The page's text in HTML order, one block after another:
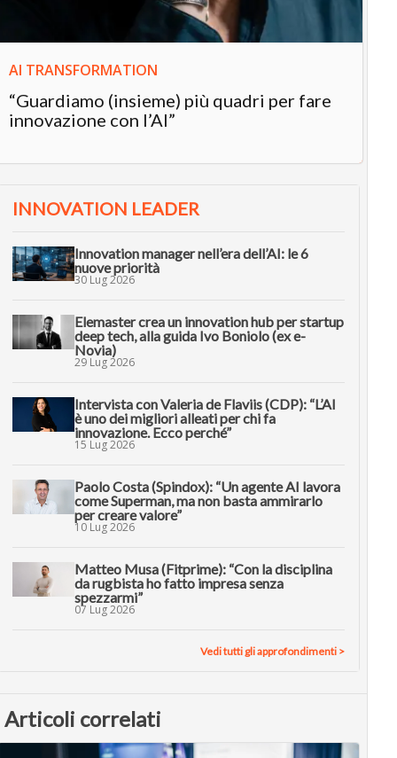
AI TRANSFORMATION
“Guardiamo (insieme) più quadri per fare
innovazione con l’AI”
INNOVATION LEADER
Innovation manager nell’era dell’AI: le 6
nuove priorità
30 Lug 2026
Elemaster crea un innovation hub per startup
deep tech, alla guida Ivo Boniolo (ex e-
Novia)
29 Lug 2026
Intervista con Valeria de Flaviis (CDP): “L’AI
è uno dei migliori alleati per chi fa
innovazione. Ecco perché”
15 Lug 2026
Paolo Costa (Spindox): “Un agente AI lavora
come Superman, ma non basta ammirarlo
per creare valore”
10 Lug 2026
Matteo Musa (Fitprime): “Con la disciplina
da rugbista ho fatto impresa senza
spezzarmi”
07 Lug 2026
Vedi tutti gli approfondimenti >
Articoli correlati